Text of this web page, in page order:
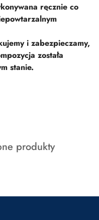
ręcznie co
i zabezpieczamy,
została
stanie.
produkty